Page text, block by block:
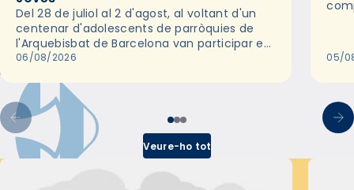
Del 28 de juliol al 2 d'agost, al voltant d'un
centenar d'adolescents de parròquies de
l'Arquebisbat de Barcelona van participar en
les convivències Be Apostle, organitzades
06/08/2026 05/
Veure-ho tot